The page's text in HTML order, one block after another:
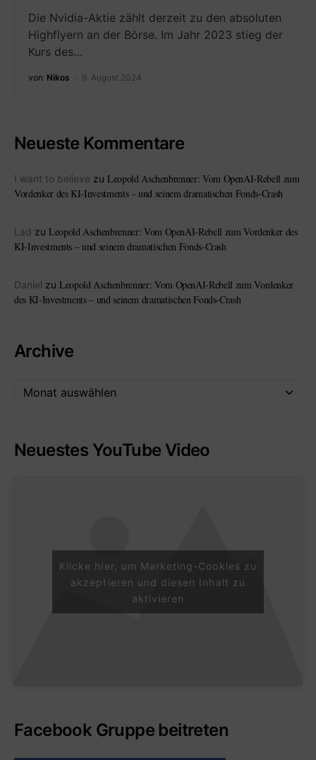
Die Nvidia-Aktie zählt derzeit zu den absoluten
Highflyern an der Börse. Im Jahr 2023 stieg der
Kurs des…
von Nikos 9. August 2024
Neueste Kommentare
I want to believe zu Leopold Aschenbrenner: Vom OpenAI-Rebell zum
Vordenker des KI-Investments – und seinem dramatischen Fonds-Crash
Lad zu Leopold Aschenbrenner: Vom OpenAI-Rebell zum Vordenker des
KI-Investments – und seinem dramatischen Fonds-Crash
Daniel zu Leopold Aschenbrenner: Vom OpenAI-Rebell zum Vordenker
des KI-Investments – und seinem dramatischen Fonds-Crash
Archive
Neuestes YouTube Video
Klicke hier, um Marketing-Cookies zu
akzeptieren und diesen Inhalt zu
aktivieren
Facebook Gruppe beitreten